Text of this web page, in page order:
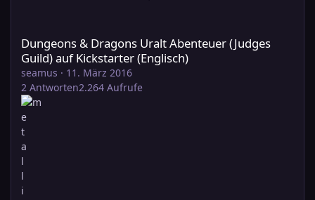
Dungeons & Dragons Uralt Abenteuer (Judges
Guild) auf Kickstarter (Englisch)
seamus · 11. März 2016
2 Antworten2.264 Aufrufe